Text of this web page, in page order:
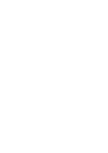
restaurace, A la carte
TV/sat., trezor, set na